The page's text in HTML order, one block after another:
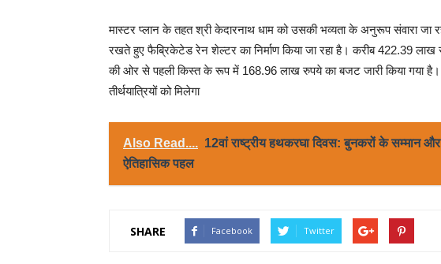
मास्टर प्लान के तहत श्री केदारनाथ धाम को उसकी भव्यता के अनुरूप संवारा जा
रखते हुए फैब्रिकेटेड रेन शेल्टर का निर्माण किया जा रहा है। करीब 422.39 लाख
की ओर से पहली किस्त के रूप में 168.96 लाख रुपये का बजट जारी किया गया
तीर्थयात्रियों को मिलेगा
Also Read.... 12वां राष्ट्रीय हथकरघा दिवस: बुनकरों के सम्मान और
ऐतिहासिक पहल
SHARE Facebook Twitter